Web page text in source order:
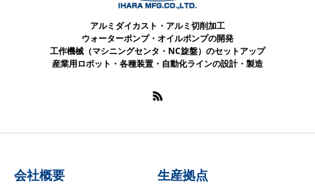
アルミダイカスト・アルミ切削加工
ウォーターポンプ・オイルポンプの開発
工作機械（マシニングセンタ・NC旋盤）のセットアップ
産業用ロボット・各種装置・自動化ラインの設計・製造
会社概要 生産拠点